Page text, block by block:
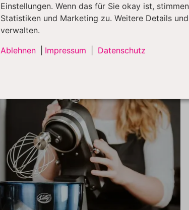
Die Super Bowl
Einstellungen. Wenn das für Sie okay ist,
Statistiken und Marketing zu. Weitere Details
verwalten.
Ablehnen
Impressum
Datenschutz